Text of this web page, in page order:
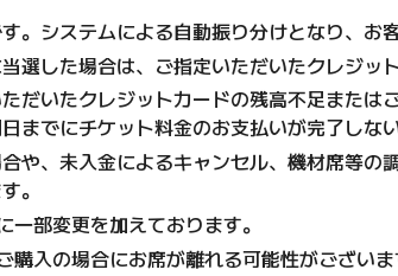
。システムによる自動振り分けとなり、お
選した場合は、ご指定いただいたクレジッ
だいたクレジットカードの残高不足または
までにチケット料金のお支払いが完了しな
や、未入金によるキャンセル、機材席等
。
部変更を加えております。
購入の場合にお席が離れる可能性がござい